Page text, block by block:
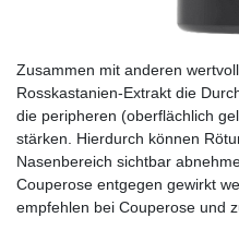
Zusammen mit anderen
Rosskastanien-Extrakt die
die peripheren (oberflächlich
stärken. Hierdurch können
Nasenbereich sichtbar
Couperose entgegen gewirkt
empfehlen bei Couperose und